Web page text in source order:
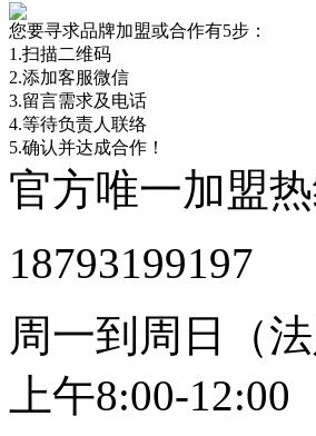
您要寻求品牌加盟或合作有5步：
1.扫描二维码
2.添加客服微信
3.留言需求及电话
4.等待负责人联络
5.确认并达成合作！
官方唯一加盟
18793199197
周一到周日（
上午8:00-